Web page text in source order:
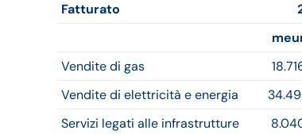
Fatturato
Vendite di gas
Vendite di elettricità e energia
Servizi legati alle infrastrutture